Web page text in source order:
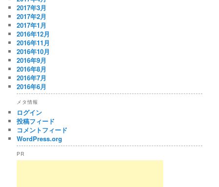
2017年3月
2017年2月
2017年1月
2016年12月
2016年11月
2016年10月
2016年9月
2016年8月
2016年7月
2016年6月
メタ情報
ログイン
投稿フィード
コメントフィード
WordPress.org
PR